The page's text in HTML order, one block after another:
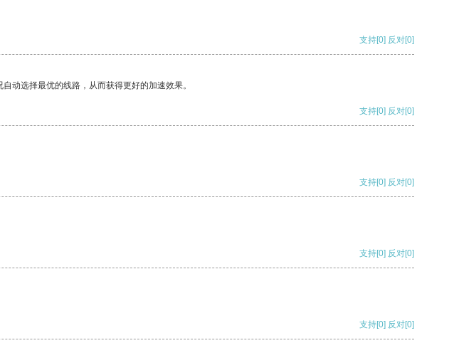
支持[0] 反对[0]
动选择最优的线路，从而获得更好的加速效果。
支持[0] 反对[0]
支持[0] 反对[0]
支持[0] 反对[0]
支持[0] 反对[0]